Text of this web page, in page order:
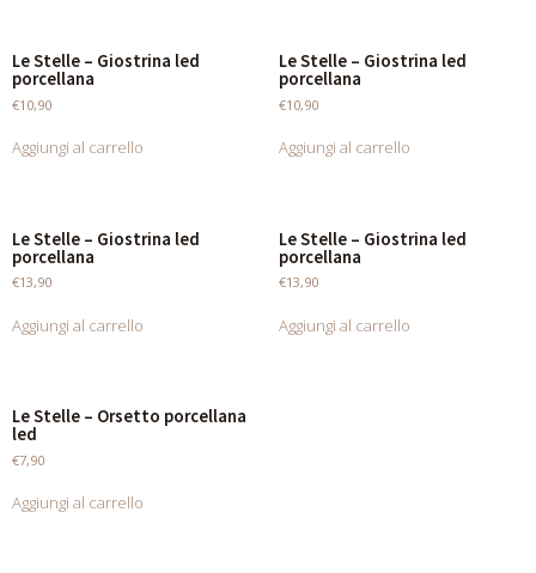
Le Stelle – Giostrina led
porcellana
€10,90
Aggiungi al carrello
Le Stelle – Giostrina led
porcellana
€10,90
Aggiungi al carrello
Le Stelle – Giostrina led
porcellana
€13,90
Aggiungi al carrello
Le Stelle – Giostrina led
porcellana
€13,90
Aggiungi al carrello
Le Stelle – Orsetto porcellana
led
€7,90
Aggiungi al carrello